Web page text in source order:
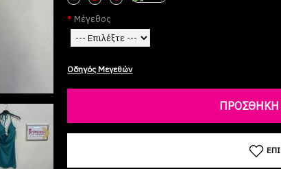
Μέγεθος
Οδηγός Μεγεθών
ΠΡΟΣΘΉΚΗ